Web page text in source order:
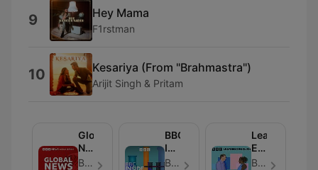
9 Hey Mama
F1rstman
10 Kesariya (From "Brahmastra")
Arijit Singh & Pritam
Global
News
Podcast
BBC World Service - ตอน 281
BBC
Inside
Science
BBC Radio 4 - ตอน 663
Learning
English
BBC Radio - ตอน 819